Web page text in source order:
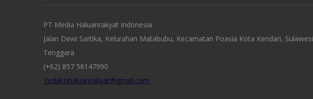
PT Media Haluanrakyat Indonesia
Jalan Dewi Sartika, Kelurahan Matabubu, Kecamatan Poasia Kota Kendari, Sulawesi
Tenggara
(+62) 857 56147990
redaksihaluanrakyat@gmail.com